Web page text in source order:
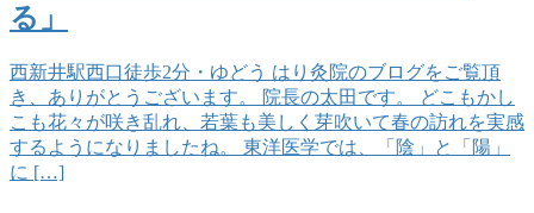
る」
西新井駅西口徒歩2分・ゆどう はり灸院のブログをご覧頂
き、ありがとうございます。 院長の太田です。 どこもかし
こも花々が咲き乱れ、若葉も美しく芽吹いて春の訪れを実感
するようになりましたね。 東洋医学では、「陰」と「陽」
に […]